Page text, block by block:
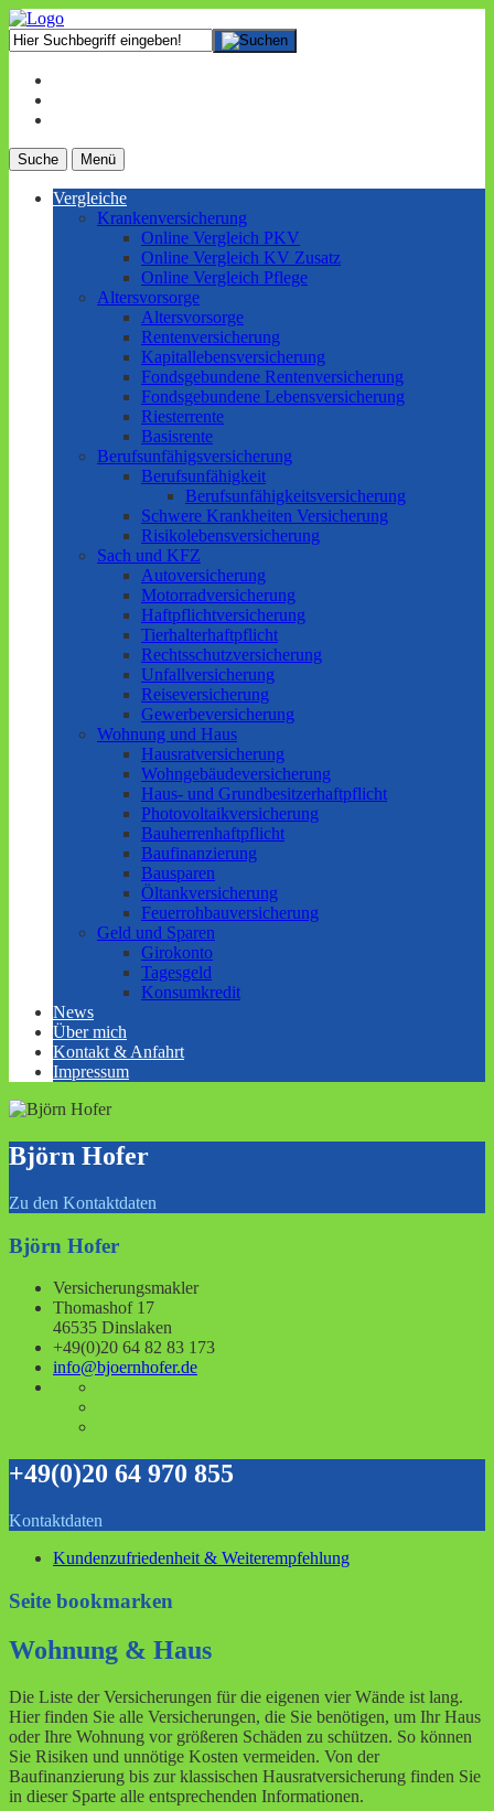
Suche Menü
Vergleiche
Krankenversicherung
Online Vergleich PKV
Online Vergleich KV Zusatz
Online Vergleich Pflege
Altersvorsorge
Altersvorsorge
Rentenversicherung
Kapitallebensversicherung
Fondsgebundene Rentenversicherung
Fondsgebundene Lebensversicherung
Riesterrente
Basisrente
Berufsunfähigsversicherung
Berufs­unfähigkeit
Berufsunfähigkeitsversicherung
Schwere Krankheiten Versicherung
Risikolebensversicherung
Sach und KFZ
Autoversicherung
Motorradversicherung
Haftpflichtversicherung
Tierhalterhaftpflicht
Rechtsschutzversicherung
Unfallversicherung
Reiseversicherung
Gewerbeversicherung
Wohnung und Haus
Hausratversicherung
Wohngebäudeversicherung
Haus- und Grundbesitzerhaftpflicht
Photovoltaikversicherung
Bauherrenhaftpflicht
Baufinanzierung
Bausparen
Öltankversicherung
Feuerrohbauversicherung
Geld und Sparen
Girokonto
Tagesgeld
Konsumkredit
News
Über mich
Kontakt & Anfahrt
Impressum
Björn Hofer
Zu den Kontaktdaten
Björn Hofer
Versicherungsmakler
Thomashof 17
46535 Dinslaken
+49(0)20 64 82 83 173
info@bjoernhofer.de
+49(0)20 64 970 855
Kontaktdaten
Kundenzufriedenheit & Weiterempfehlung
Seite bookmarken
Wohnung & Haus
Die Liste der Versicherungen für die eigenen vier Wände ist lang.
Hier finden Sie alle Versicherungen, die Sie benötigen, um Ihr Haus
oder Ihre Wohnung vor größeren Schäden zu schützen. So können
Sie Risiken und unnötige Kosten vermeiden. Von der
Baufinanzierung bis zur klassischen Hausratversicherung finden Sie
in dieser Sparte alle entsprechenden Informationen.